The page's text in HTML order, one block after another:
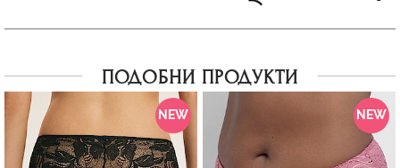
ПОДОБНИ ПРОДУКТИ
NEW NEW